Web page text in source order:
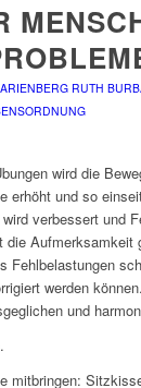
RUTH
wird die
erhöht und so
verbessert und
Aufmerksamkeit
Fehlbelastungen
werden
und
mitbringen: